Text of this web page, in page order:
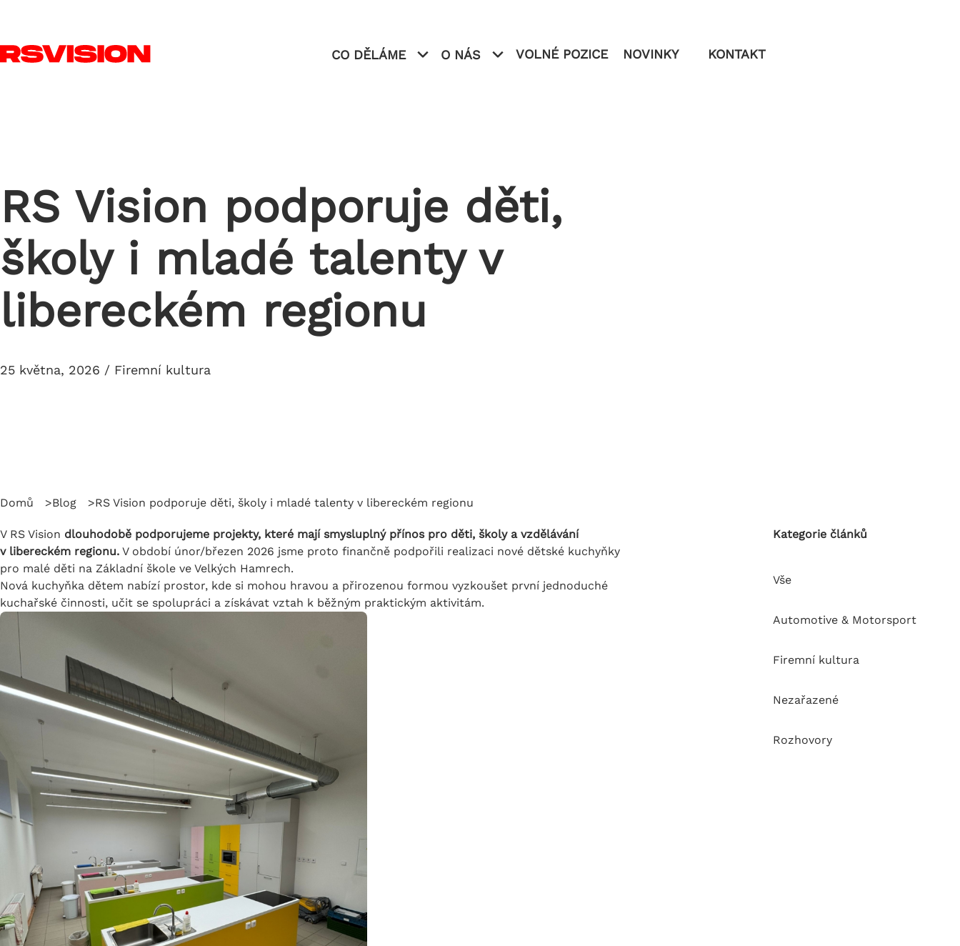
CO DĚLÁME
KABELOVÉ SVAZKY
O NÁS VOLNÉ POZICE NOVINKY KONTAKT
RS Vision podporuje děti,
školy i mladé talenty v
libereckém regionu
25 května, 2026 / Firemní kultura
Domů Blog RS Vision podporuje děti, školy i mladé talenty v libereckém regionu
V RS Vision dlouhodobě podporujeme projekty, které mají smysluplný přínos pro děti, školy a vzdělávání
v libereckém regionu. V období únor/březen 2026 jsme proto finančně podpořili realizaci nové dětské kuchyňky
pro malé děti na Základní škole ve Velkých Hamrech.
Nová kuchyňka dětem nabízí prostor, kde si mohou hravou a přirozenou formou vyzkoušet první jednoduché
kuchařské činnosti, učit se spolupráci a získávat vztah k běžným praktickým aktivitám.
Kategorie článků
Vše
Automotive & Motorsport
Firemní kultura
Nezařazené
Rozhovory